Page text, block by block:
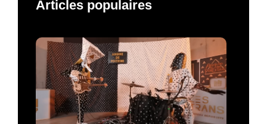
Articles populaires